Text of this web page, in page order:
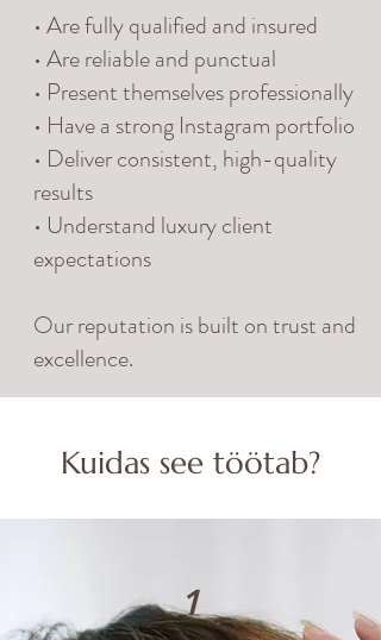
• Are fully qualified and insured
• Are reliable and punctual
• Present themselves professionally
• Have a strong Instagram portfolio
• Deliver consistent, high-quality
results
• Understand luxury client
expectations
Our reputation is built on trust and
excellence.
Kuidas see töötab?
1